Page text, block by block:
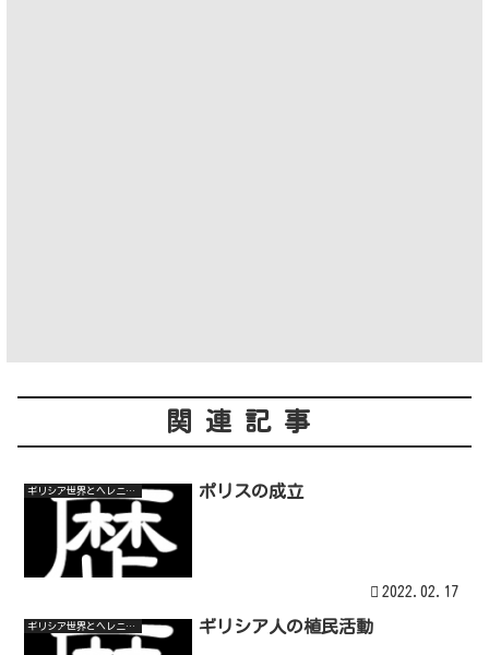
関連記事
ギリシア世界とヘレニズム世界 ポリスの成立
2022.02.17
ギリシア世界とヘレニズム世界 ギリシア人の植民活動